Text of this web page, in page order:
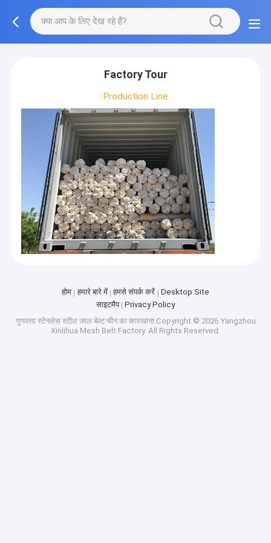
Factory Tour
Production Line
होम हमारे बारे में हमसे संपर्क करें
Desktop Site
साइटमैप
Privacy Policy
गुणवत्ता स्टेनलेस स्टील जाल बेल्टचीन का कारखाना.Copyright © 2026 Yangzhou
Xinlihua Mesh Belt Factory. All Rights Reserved.